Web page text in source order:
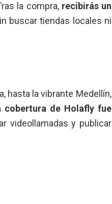
la compra, recibirás un
buscar tiendas locales ni
hasta la vibrante Medellín,
cobertura de Holafly fue
videollamadas y publicar